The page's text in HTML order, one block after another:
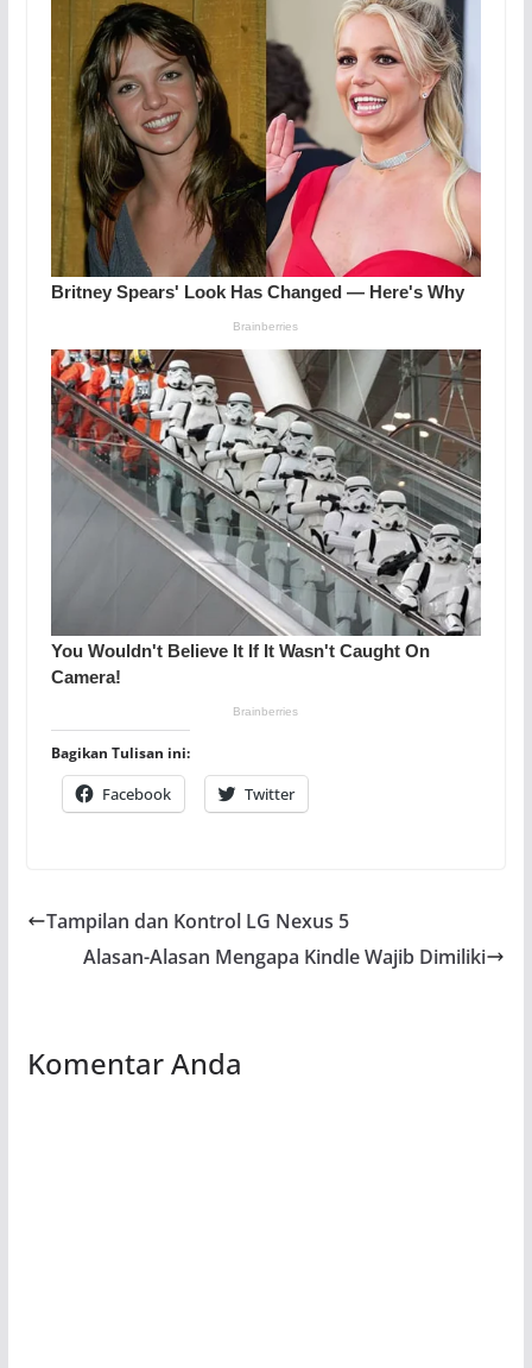
Bagikan Tulisan ini:
Facebook Twitter
Tampilan dan Kontrol LG Nexus 5
Alasan-Alasan Mengapa Kindle Wajib Dimiliki
Komentar Anda